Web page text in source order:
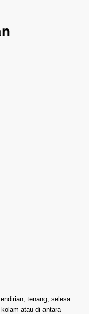
tenang, selesa
atau di antara